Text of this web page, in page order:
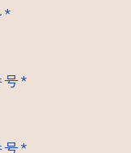
*
*
*